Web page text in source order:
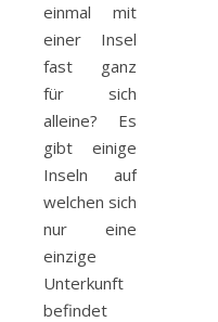
einmal mit
einer Insel
fast ganz
für sich
alleine? Es
gibt einige
Inseln auf
welchen sich
nur eine
einzige
Unterkunft
befindet